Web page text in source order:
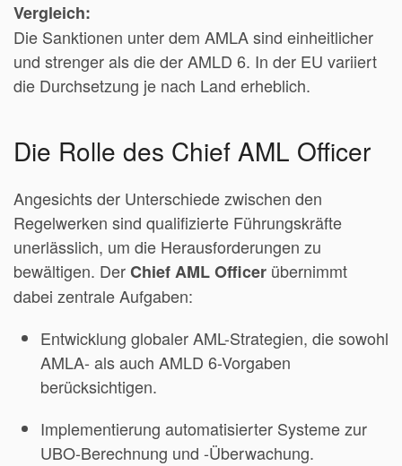
Vergleich:
Die Sanktionen unter dem AMLA sind einheitlicher
und strenger als die der AMLD 6. In der EU variiert
die Durchsetzung je nach Land erheblich.
Die Rolle des Chief AML Officer
Angesichts der Unterschiede zwischen den
Regelwerken sind qualifizierte Führungskräfte
unerlässlich, um die Herausforderungen zu
bewältigen. DerChief AML Officer übernimmt
dabei zentrale Aufgaben:
Entwicklung globaler AML-Strategien, die sowohl
AMLA- als auch AMLD 6-Vorgaben
berücksichtigen.
Implementierung automatisierter Systeme zur
UBO-Berechnung und -Überwachung.